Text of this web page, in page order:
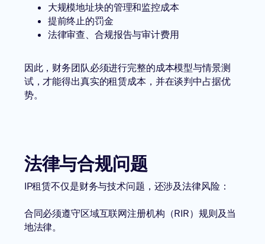
大规模地址块的管理和监控成本
提前终止的罚金
法律审查、合规报告与审计费用
因此，财务团队必须进行完整的成本模型与情景测
试，才能得出真实的租赁成本，并在谈判中占据优
势。
法律与合规问题
IP租赁不仅是财务与技术问题，还涉及法律风险：
合同必须遵守区域互联网注册机构（RIR）规则及当
地法律。